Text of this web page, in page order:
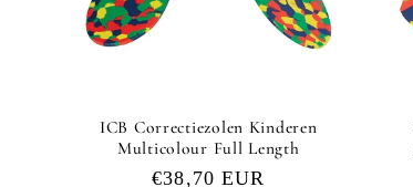
ICB Correctiezolen Kinderen
Multicolour Full Length
Normale
€38,70 EUR